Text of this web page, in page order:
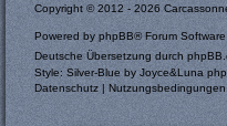
Copyright © 2012 - 2026
Powered by phpBB® Forum
Deutsche Übersetzung durch
Style: Silver-Blue by Joyce&Luna
Datenschutz | Nutzungsbedingungen